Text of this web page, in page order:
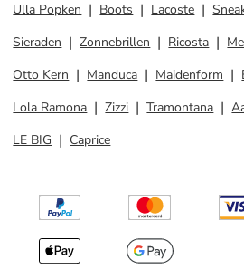
Ulla Popken
Boots Lacoste
Sieraden
Zonnebrillen Ricosta
Otto Kern
Manduca Maidenform
Lola Ramona
Zizzi Tramontana
LE BIG
Caprice